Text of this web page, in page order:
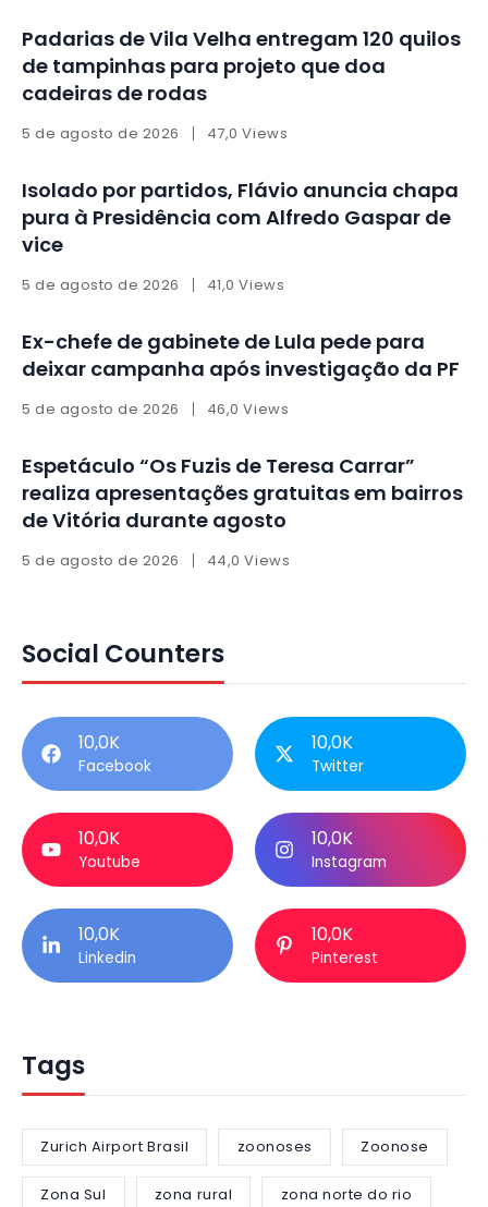
Padarias de Vila Velha entregam 120 quilos
de tampinhas para projeto que doa
cadeiras de rodas
5 de agosto de 2026 47,0 Views
Isolado por partidos, Flávio anuncia chapa
pura à Presidência com Alfredo Gaspar de
vice
5 de agosto de 2026 41,0 Views
Ex-chefe de gabinete de Lula pede para
deixar campanha após investigação da PF
5 de agosto de 2026 46,0 Views
Espetáculo “Os Fuzis de Teresa Carrar”
realiza apresentações gratuitas em bairros
de Vitória durante agosto
5 de agosto de 2026 44,0 Views
Social Counters
10,0K
Facebook
10,0K
Twitter
10,0K
Youtube
10,0K
Instagram
10,0K
Linkedin
10,0K
Pinterest
Tags
Zurich Airport Brasil zoonoses Zoonose
Zona Sul zona rural zona norte do rio